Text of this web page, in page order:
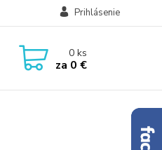
Prihlásenie
0ks
za 0 €